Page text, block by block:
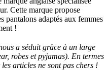
Cette marque propose
pantalons adaptés aux femmes
!
a séduit grâce à un large
robes et pyjamas). En termes
articles ne sont pas chers !